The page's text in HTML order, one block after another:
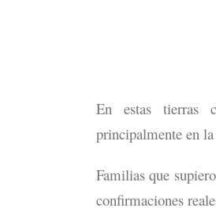
En estas tierras
principalmente en
Familias que
confirmaciones